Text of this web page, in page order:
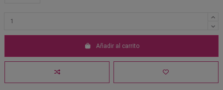
Añadir al carrito